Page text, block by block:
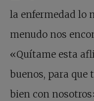
la enfermedad lo
menudo nos
«Quítame esta
buenos, para que
bien con